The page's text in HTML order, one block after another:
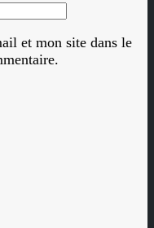
et mon site dans le